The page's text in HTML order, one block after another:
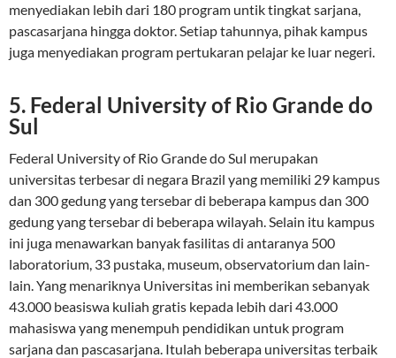
menyediakan lebih dari 180 program untik tingkat sarjana,
pascasarjana hingga doktor. Setiap tahunnya, pihak kampus
juga menyediakan program pertukaran pelajar ke luar negeri.
5. Federal University of Rio Grande do
Sul
Federal University of Rio Grande do Sul merupakan
universitas terbesar di negara Brazil yang memiliki 29 kampus
dan 300 gedung yang tersebar di beberapa kampus dan 300
gedung yang tersebar di beberapa wilayah. Selain itu kampus
ini juga menawarkan banyak fasilitas di antaranya 500
laboratorium, 33 pustaka, museum, observatorium dan lain-
lain. Yang menariknya Universitas ini memberikan sebanyak
43.000 beasiswa kuliah gratis kepada lebih dari 43.000
mahasiswa yang menempuh pendidikan untuk program
sarjana dan pascasarjana. Itulah beberapa universitas terbaik